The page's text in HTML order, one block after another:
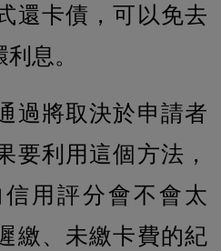
還卡債，可以免去
息。
過將取決於申請者
要利用這個方法，
用評分會不會太
繳、未繳卡費的紀